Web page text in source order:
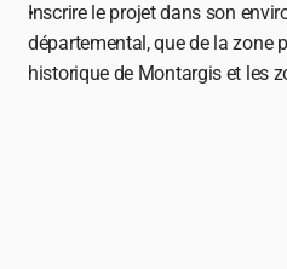
Inscrire le projet dans son
départemental, que de la zone
historique de Montargis et les